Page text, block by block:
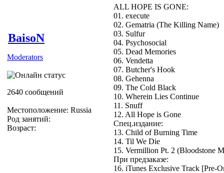
BaisoN
Moderators
2640 сообщений
Местоположение: Russia
Род занятий:
Возраст:
ALL HOPE IS GONE:
01. execute
02. Gematria (The Killing Name)
03. Sulfur
04. Psychosocial
05. Dead Memories
06. Vendetta
07. Butcher's Hook
08. Gehenna
09. The Cold Black
10. Wherein Lies Continue
11. Snuff
12. All Hope is Gone
Спец.издание:
13. Child of Burning Time
14. Til We Die
15. Vermillion Pt. 2 (Bloodstone
При предзаказе:
16. iTunes Exclusive Track [Pre-